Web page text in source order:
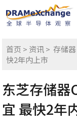
首页 > 资讯>存储器
快2年内上市
东芝存储器
宜 最快2年